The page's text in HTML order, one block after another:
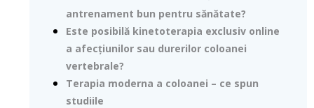
antrenament bun pentru sănătate?
Este posibilă kinetoterapia exclusiv online
a afecțiunilor sau durerilor coloanei
vertebrale?
Terapia moderna a coloanei – ce spun
studiile